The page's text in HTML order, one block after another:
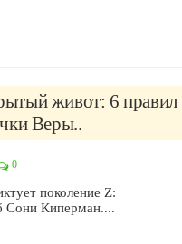
живот: 6 правил
Веры..
0
поколение Z:
Сони Киперман....